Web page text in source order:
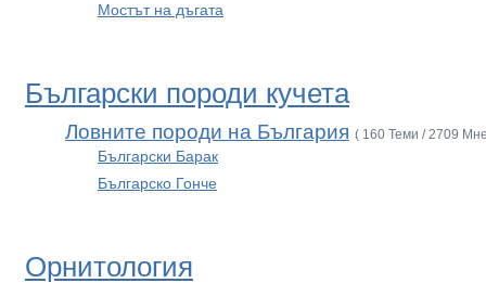
Мостът на дъгата
Български породи кучета
Ловните породи на България ( 160 Теми / 2709
Български Барак
Българско Гонче
Орнитология